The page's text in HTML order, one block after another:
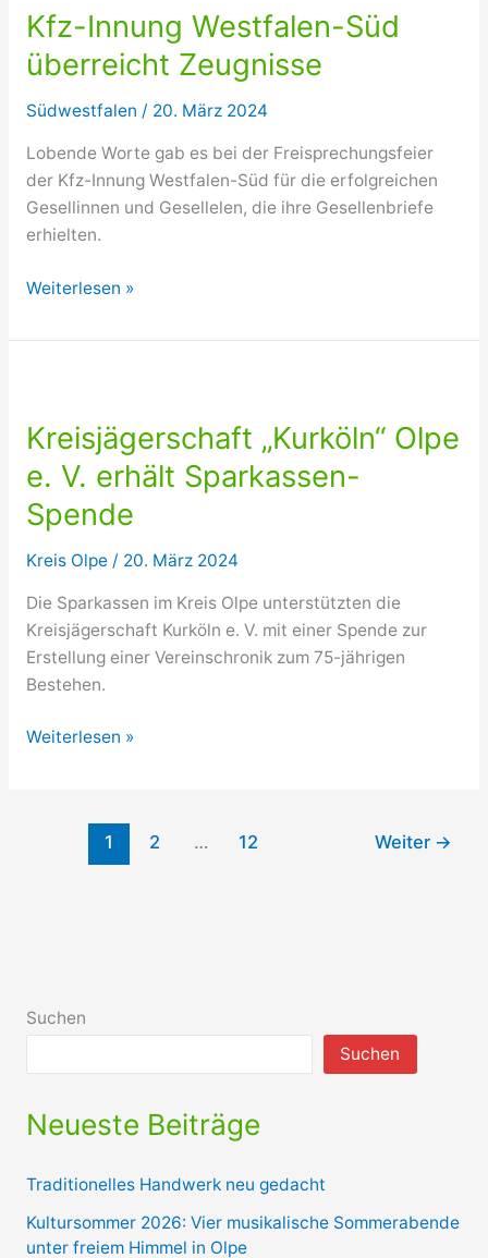
NRW
aus
/
des
Kreises
Olpe
appelliert
zu
Kfz-Innung Westfalen-Süd
überreicht Zeugnisse
Südwestfalen / 20. März 2024
Lobende Worte gab es bei der Freisprechungsfeier
der Kfz-Innung Westfalen-Süd für die erfolgreichen
Gesellinnen und Gesellelen, die ihre Gesellenbriefe
erhielten.
Kfz-
Westfalen-
Zeugnisse
Weiterlesen »
Kreisjägerschaft „Kurköln“ Olpe
e. V. erhält Sparkassen-
Spende
Kreis Olpe/ 20. März 2024
Die Sparkassen im Kreis Olpe unterstützten die
Kreisjägerschaft Kurköln e. V. mit einer Spende zur
Erstellung einer Vereinschronik zum 75-jährigen
Bestehen.
Kreisjägerschaft
Weiterlesen »
1 2 … 12 Weiter →
Suchen
Suchen
Neueste Beiträge
Traditionelles Handwerk neu gedacht
Kultursommer 2026: Vier musikalische Sommerabende
unter freiem Himmel in Olpe